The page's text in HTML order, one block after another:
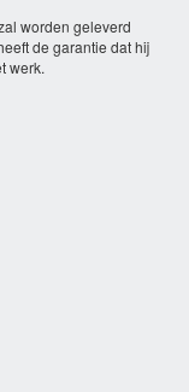
worden geleverd
de garantie dat hij
werk.